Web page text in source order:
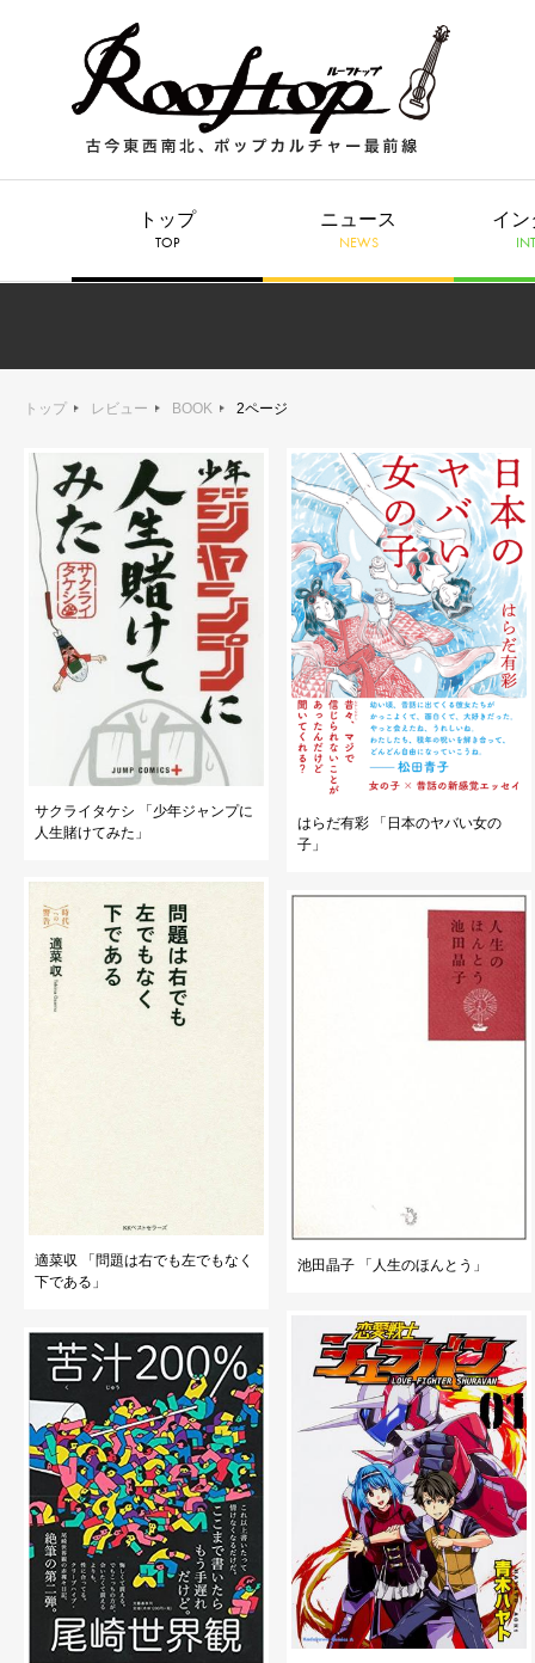
トップ
TOP
ニュース
NEWS
イン
トップ レビュー BOOK 2ページ
サクライタケシ 「少年ジャンプに
人生賭けてみた」
はらだ有彩 「日本のヤバい女の
子」
適菜収 「問題は右でも左でもなく
下である」
池田晶子 「人生のほんとう」